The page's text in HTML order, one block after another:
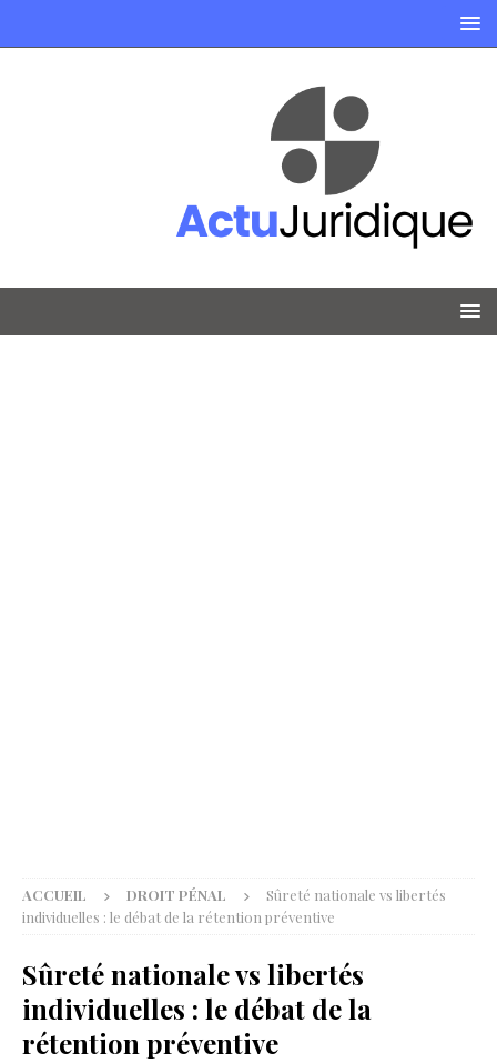
ACCUEIL DROIT PÉNAL
Sûreté nationale vs libertés
individuelles : le débat de la rétention préventive
Sûreté nationale vs libertés
individuelles : le débat de la
rétention préventive